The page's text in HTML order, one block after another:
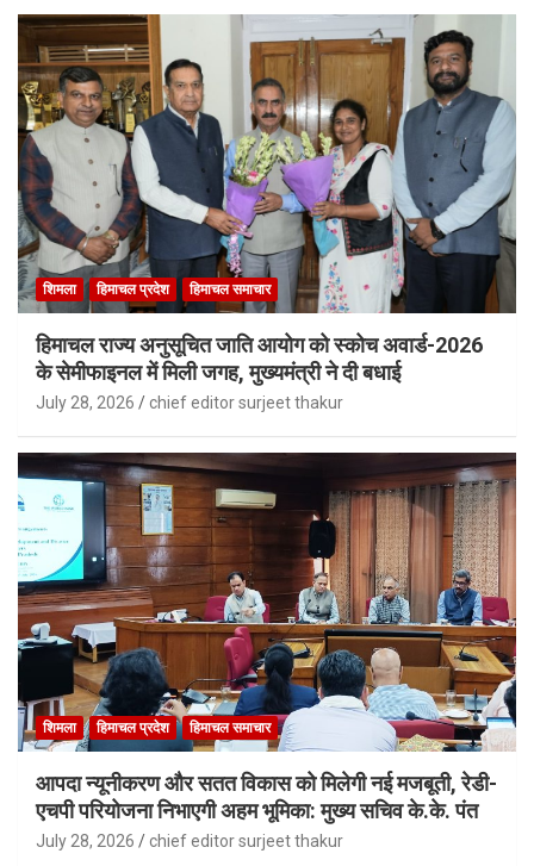
शिमला हिमाचल प्रदेश हिमाचल समाचार
हिमाचल राज्य अनुसूचित जाति आयोग को स्कोच अवार्ड-2026
के सेमीफाइनल में मिली जगह, मुख्यमंत्री ने दी बधाई
July 28, 2026 chief editor surjeet thakur
शिमला हिमाचल प्रदेश हिमाचल समाचार
आपदा न्यूनीकरण और सतत विकास को मिलेगी नई मजबूती, रेडी-
एचपी परियोजना निभाएगी अहम भूमिका: मुख्य सचिव के.के. पंत
July 28, 2026 chief editor surjeet thakur